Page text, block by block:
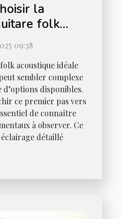
la
folk
09:38
acoustique idéale
sembler complexe
disponibles.
ce premier pas vers
de connaître
à observer. Ce
détaillé